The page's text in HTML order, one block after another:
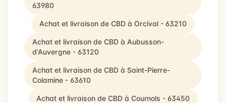
63980
Achat et livraison de CBD à Orcival - 63210
Achat et livraison de CBD à Aubusson-
d'Auvergne - 63120
Achat et livraison de CBD à Saint-Pierre-
Colamine - 63610
Achat et livraison de CBD à Cournols - 63450